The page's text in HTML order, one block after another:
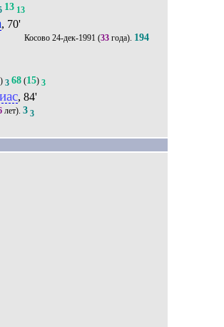
13 13
, 70'
24-дек-1991 (33 года). 194
) 3 68 (15) 3
, 84'
лет). 3 3